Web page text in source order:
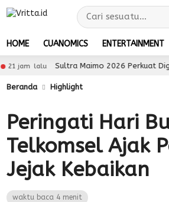
HOME CUANOMICS ENTERTAINMENT
Sultra Maimo 2026 Perkuat Digitalisasi
Beranda Highlight
Peringati Hari
Telkomsel Ajak
Jejak Kebaikan
waktu baca 4 menit